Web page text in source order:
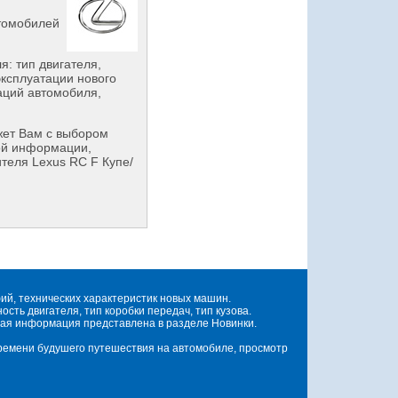
тип двигателя,
нового
автомобиля,
Вам с выбором
информации,
Lexus RC F Купе/
технических характеристик новых машин.
двигателя, тип коробки передач, тип кузова.
информация представлена в разделе Новинки.
будушего путешествия на автомобиле, просмотр